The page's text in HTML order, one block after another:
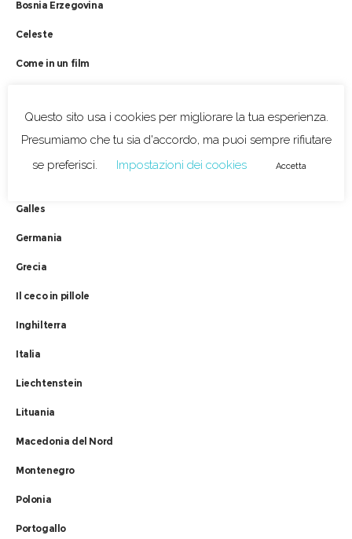
Bosnia Erzegovina
Celeste
Come in un film
Cucina tipica
Galles
Germania
Grecia
Il ceco in pillole
Inghilterra
Italia
Liechtenstein
Lituania
Macedonia del Nord
Montenegro
Polonia
Portogallo
Questo sito usa i cookies per migliorare la tua esperienza.
Presumiamo che tu sia d'accordo, ma puoi sempre rifiutare
se preferisci.
Impostazioni dei cookies Accetta